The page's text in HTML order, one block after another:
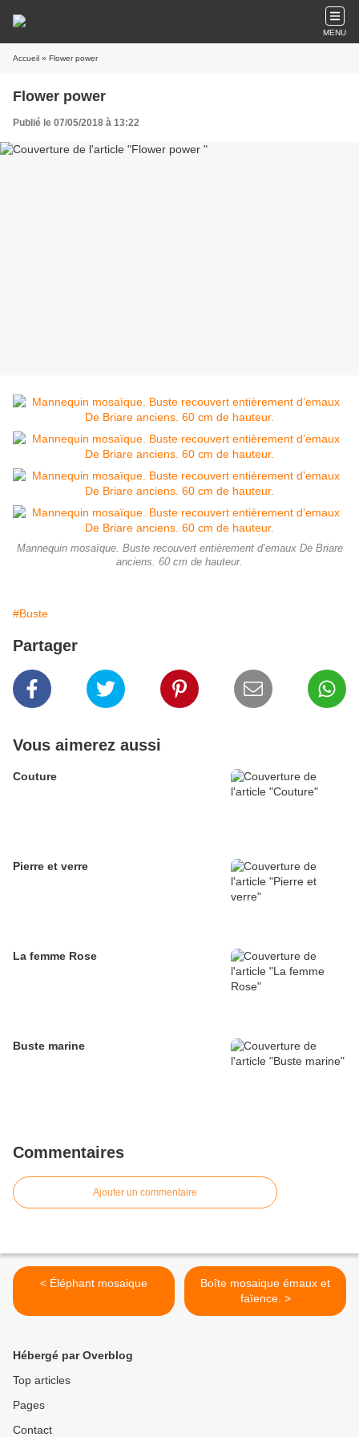
MENU
Accueil » Flower power
Flower power
Publié le 07/05/2018 à 13:22
Mannequin mosaïque. Buste recouvert entièrement d’emaux De Briare
anciens. 60 cm de hauteur.
#Buste
Partager
Vous aimerez aussi
Couture
Pierre et verre
La femme Rose
Buste marine
Commentaires
Ajouter un commentaire
< Éléphant mosaique
Boîte mosaique émaux et
faïence. >
Hébergé par Overblog
Top articles
Pages
Contact